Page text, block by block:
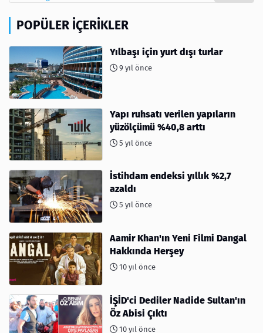
POPÜLER İÇERIKLER
Yılbaşı için yurt dışı turlar
9 yıl önce
Yapı ruhsatı verilen yapıların
yüzölçümü %40,8 arttı
5 yıl önce
İstihdam endeksi yıllık %2,7
azaldı
5 yıl önce
Aamir Khan'ın Yeni Filmi Dangal
Hakkında Herşey
10 yıl önce
İŞİD'ci Dediler Nadide Sultan'ın
Öz Abisi Çıktı
10 yıl önce